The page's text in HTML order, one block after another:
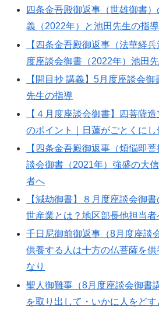
四条金吾殿御返事（世雄御書
義（2022年）と池田先生の指導
【四条金吾殿御返事（法華経
度座談会御書（2022年）池田
【開目抄 講義】5月度座談会
先生の指導
【４月度座談会御書】四菩薩
のポイント｜日蓮がごとくにし
【四条金吾殿御返事（煩悩即
談会御書（2021年）強盛の大
者へ
【減劫御書】８月度座談会御
世産業とは？地区部長他担当者
千日尼御前御返事（8月度座談
供養する人は十方の仏菩薩を
なり
聖人御難事（8月度座談会御書
を取り出して・いかに人をど